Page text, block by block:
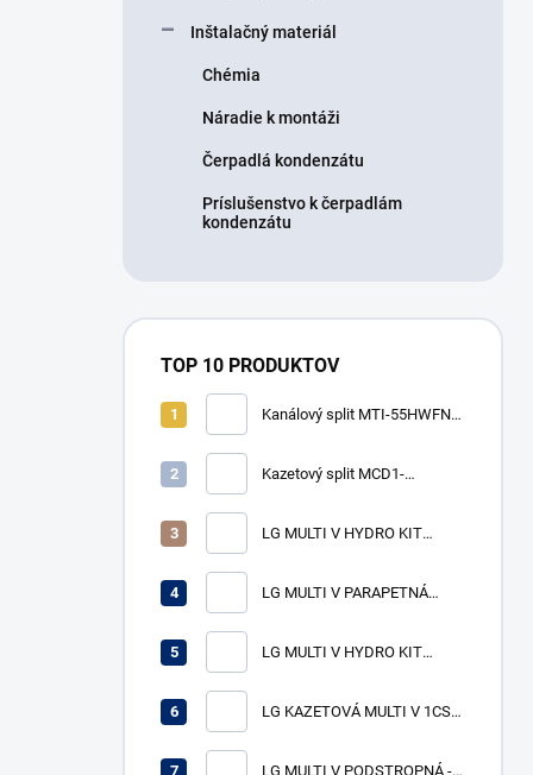
Inštalačný materiál
Chémia
Náradie k montáži
Čerpadlá kondenzátu
Príslušenstvo k čerpadlám
kondenzátu
TOP 10 PRODUKTOV
Kanálový split MTI-55HWFN8-
Kazetový split MCD1-
LG MULTI V HYDRO KIT
VÝKON CH/V -/25,2 kW
LG MULTI V PARAPETNÁ
VÝKON CH/V 7,1/8,0 kW
LG MULTI V HYDRO KIT
VÝKON CH/V 12,3/13,8 kW
LG KAZETOVÁ MULTI V 1CST-
LG MULTI V PODSTROPNÁ -